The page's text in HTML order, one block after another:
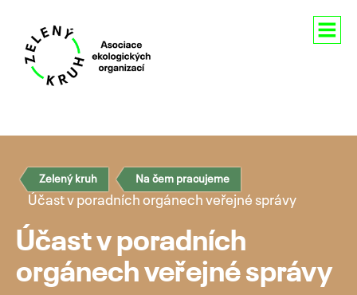
Pro média
Zelený kruh Na čem pracujeme
Účast v poradních orgánech veřejné správy
Účast v poradních
orgánech veřejné správy